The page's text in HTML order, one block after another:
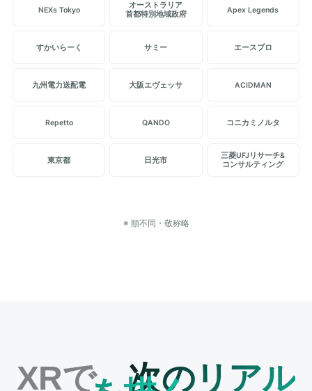
NEXs Tokyo
オーストラリア
首都特別地域政府
Apex Legends
すかいらーく サミー エースプロ
九州電力送配電 大阪エヴェッサ ACIDMAN
Repetto QANDO コニカミノルタ
東京都 日光市
三菱UFJリサーチ&
コンサルティング
※ 順不同・敬称略
XRで、次のリアル